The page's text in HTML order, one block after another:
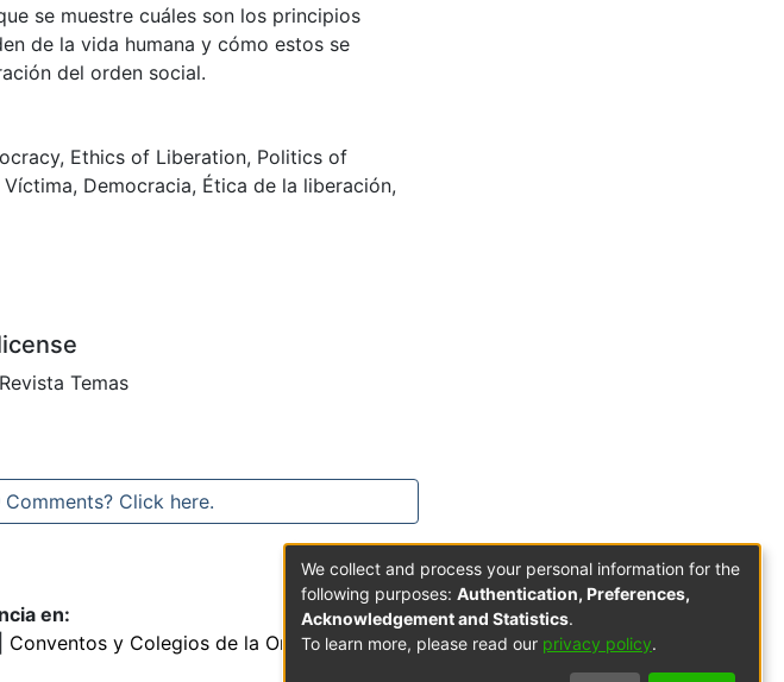
se muestre cuáles son los principios
de la vida humana y cómo estos se
del orden social.
, Ethics of Liberation, Politics of
Víctima, Democracia, Ética de la liberación,
Temas
Comments? Click here.
en:
Conventos y Colegios de la Orden de Predicadores
We collect and process your personal information for the
following purposes: Authentication, Preferences,
Acknowledgement and Statistics.
To learn more, please read our privacy policy.